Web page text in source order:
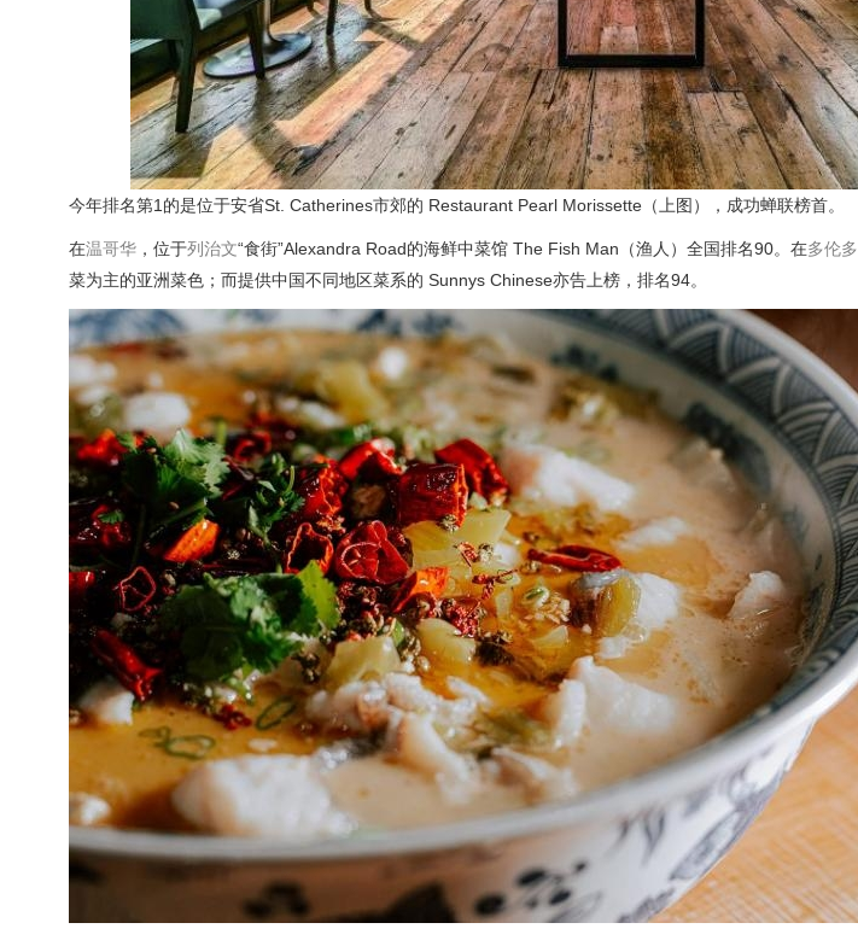
今年排名第1的是位于安省St. Catherines市郊的 Restaurant Pearl Morissette（上图），成功蝉联榜首。
在温哥华 ，位于列治文“食街”Alexandra Road的海鲜中菜馆 The Fish Man（渔人）全国排名90。在多伦多
菜为主的亚洲菜色；而提供中国不同地区菜系的 Sunnys Chinese亦告上榜，排名94。